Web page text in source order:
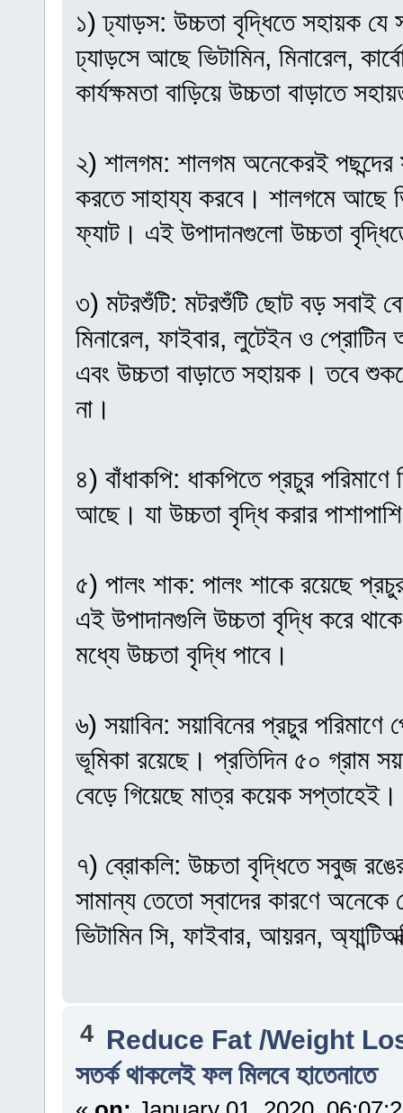
১) ঢ্যাড়স: উচ্চতা বৃদ্ধিতে সহায়ক
ঢ্যাড়সে আছে ভিটামিন, মিনারেল,
কার্যক্ষমতা বাড়িয়ে উচ্চতা বাড়াতে
২) শালগম: শালগম অনেকেরই
করতে সাহায্য করবে। শালগমে আছে
ফ্যাট। এই উপাদানগুলো উচ্চতা
৩) মটরশুঁটি: মটরশুঁটি ছোট বড় সবাই
মিনারেল, ফাইবার, লুটেইন ও প্রোটিন
এবং উচ্চতা বাড়াতে সহায়ক। তবে
না।
৪) বাঁধাকপি: ধাকপিতে প্রচুর
আছে। যা উচ্চতা বৃদ্ধি করার
৫) পালং শাক: পালং শাকে রয়েছে
এই উপাদানগুলি উচ্চতা বৃদ্ধি করে
মধ্যে উচ্চতা বৃদ্ধি পাবে।
৬) সয়াবিন: সয়াবিনের প্রচুর
ভূমিকা রয়েছে। প্রতিদিন ৫০ গ্রাম
বেড়ে গিয়েছে মাত্র কয়েক সপ্তাহেই।
৭) ব্রোকলি: উচ্চতা বৃদ্ধিতে সবুজ
সামান্য তেতো স্বাদের কারণে
ভিটামিন সি, ফাইবার, আয়রন,
4 Reduce Fat /Weight
সতর্ক থাকলেই ফল মিলবে হাতেনাতে